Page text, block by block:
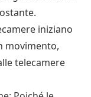
iniziano
movimento,
telecamere